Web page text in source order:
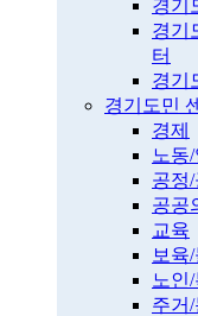
경기
경기
터
경기
경기도민
경제
노동
공정
공공
교육
보육
노인
주거